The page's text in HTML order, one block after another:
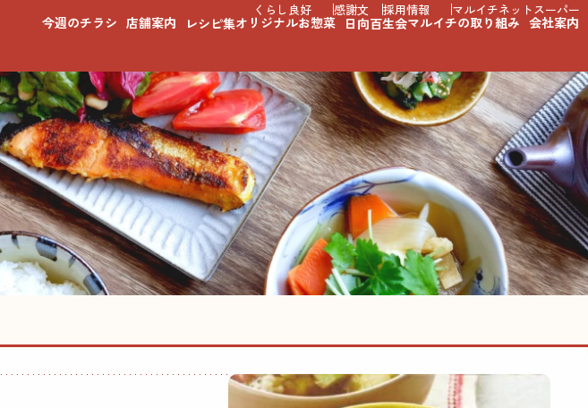
くらし良好 感謝文 採用情報 マルイチネットスーパー
今週のチラシ 店舗案内 レシピ集オリジナルお惣菜 日向百生会マルイチの取り組み 会社案内